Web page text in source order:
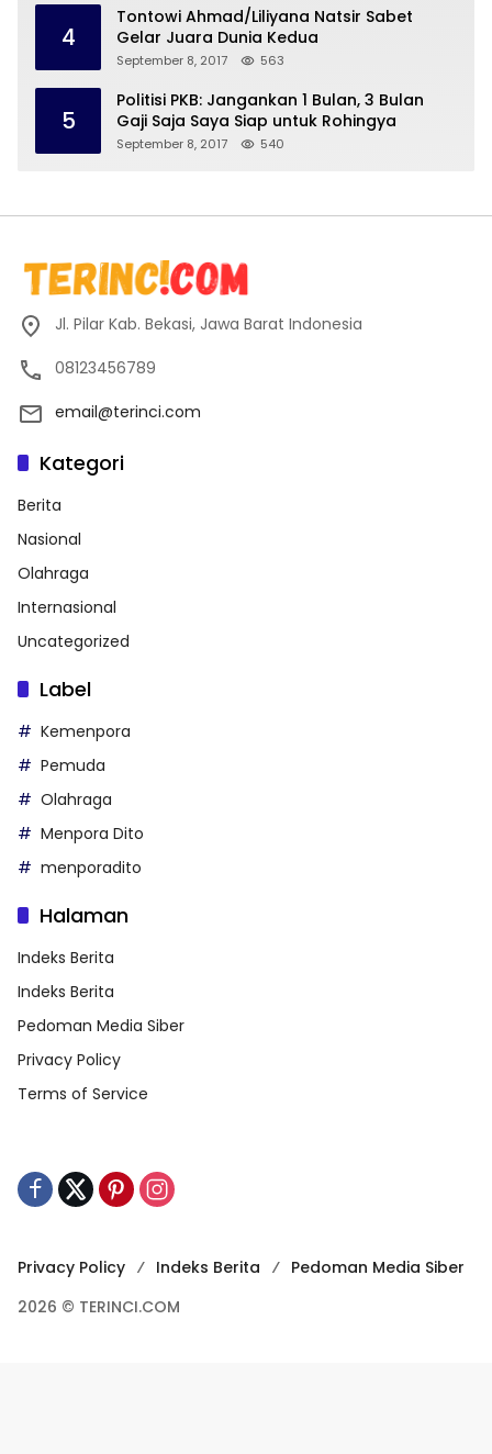
4
Tontowi Ahmad/Liliyana Natsir Sabet
Gelar Juara Dunia Kedua
September 8, 2017 563
5
Politisi PKB: Jangankan 1 Bulan, 3 Bulan
Gaji Saja Saya Siap untuk Rohingya
September 8, 2017 540
Jl. Pilar Kab. Bekasi, Jawa Barat Indonesia
08123456789
email@terinci.com
Kategori
Berita
Nasional
Olahraga
Internasional
Uncategorized
Label
Kemenpora
Pemuda
Olahraga
Menpora Dito
menporadito
Halaman
Indeks Berita
Indeks Berita
Pedoman Media Siber
Privacy Policy
Terms of Service
Privacy Policy Indeks Berita
Pedoman Media Siber
2026 © TERINCI.COM